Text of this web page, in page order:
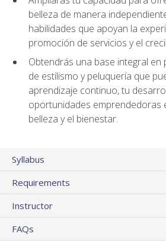
belleza de manera
habilidades que apoyan la
promoción de servicios y el
Obtendrás una base integral
de estilismo y peluquería que
aprendizaje continuo, tu
oportunidades emprendedoras
belleza y el bienestar.
Syllabus
Requirements
Instructor
FAQs